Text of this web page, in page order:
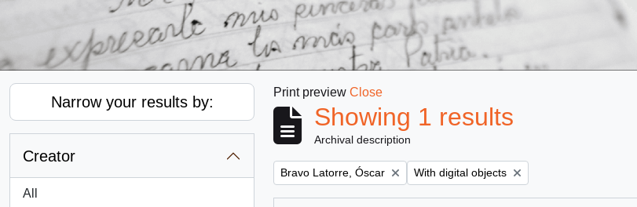
Narrow your results by:
Creator
All
Print preview Close
Showing 1 results
Archival description
Remove filter:
Bravo Latorre, Óscar Remove filter:
With digital objects